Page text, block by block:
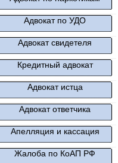
Адвокат по УДО
Адвокат свидетеля
Кредитный адвокат
Адвокат истца
Адвокат ответчика
Апелляция и кассация
Жалоба по КоАП РФ